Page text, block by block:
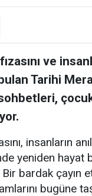
ve
Tarihi
insanların
yeniden
bardak çayın
bugüne